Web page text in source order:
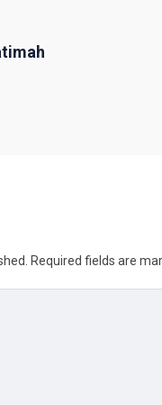
Required fields are